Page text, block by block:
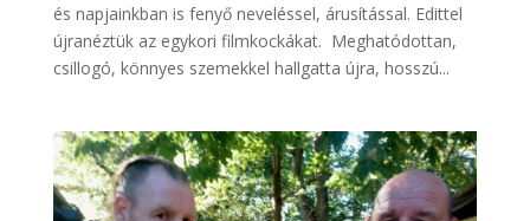
és napjainkban is fenyő neveléssel, árusítással. Edittel
újranéztük az egykori filmkockákat. Meghatódottan,
csillogó, könnyes szemekkel hallgatta újra, hosszú...